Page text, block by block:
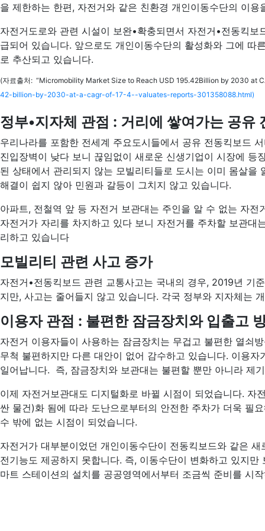
을 제한하는 한편, 자전거와 같은 친환경 개인이동수단의 이
자전거도로와 관련 시설이 보완•확충되면서 자전거•전동킥
급되어 있습니다. 앞으로도 개인이동수단의 활성화와 그에
로 추산되고 있습니다.
(자료출처: “Micromobility Market Size to Reach USD 195.42Billion by 2030 at
42-billion-by-2030-at-a-cagr-of-17-4--valuates-reports-301358088.html)
정부•지자체 관점 : 거리에 쌓여가는 공유
우리나라를 포함한 전세계 주요도시들에서 공유 전동킥보드
진입장벽이 낮다 보니 끊임없이 새로운 신생기업이 시장에 등
된 상태에서 관리되지 않는 모빌리티들로 도시는 이미 몸살
해결이 쉽지 않아 민원과 갈등이 그치지 않고 있습니다.
아파트, 전철역 앞 등 자전거 보관대는 주인을 알 수 없는 자
자전거가 자리를 차지하고 있다 보니 자전거를 주차할 보관
리하고 있습니다
모빌리티 관련 사고 증가
자전거•전동킥보드 관련 교통사고는 국내의 경우, 2019년 기
지만, 사고는 줄어들지 않고 있습니다. 각국 정부와 지자체는
이용자 관점 : 불편한 잠금장치와 입출고
자전거 이용자들이 사용하는 잠금장치는 무겁고 불편한 열쇠
무척 불편하지만 다른 대안이 없어 감수하고 있습니다. 이용
일어납니다. 즉, 잠금장치와 보관대는 불편할 뿐만 아니라 제
이제 자전거보관대도 디지털화로 바뀔 시점이 되었습니다.
싼 물건)화 됨에 따라 도난으로부터의 안전한 주차가 더욱 필
수 밖에 없는 시점이 되었습니다.
자전거가 대부분이었던 개인이동수단이 전동킥보드와 같은
전기능도 제공하지 못합니다. 즉, 이동수단이 변화하고 있지
마트 스테이션의 설치를 공공영역에서부터 조금씩 준비를 시